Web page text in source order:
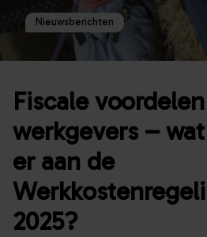
Nieuwsberichten
Fiscale
werkgevers –
er aan de
2025?